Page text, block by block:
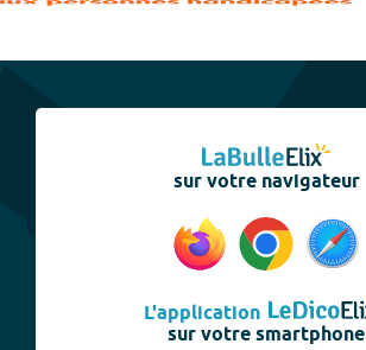
sur votre navigateur
L'application
sur votre smartphone